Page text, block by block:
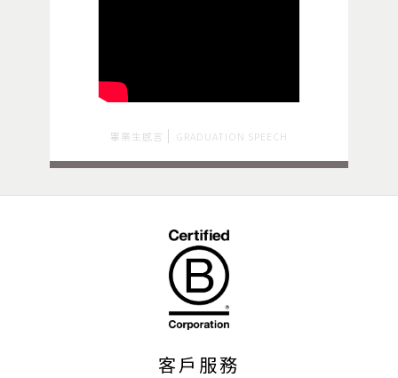
畢業生感言 GRADUATION SPEECH
客戶服務